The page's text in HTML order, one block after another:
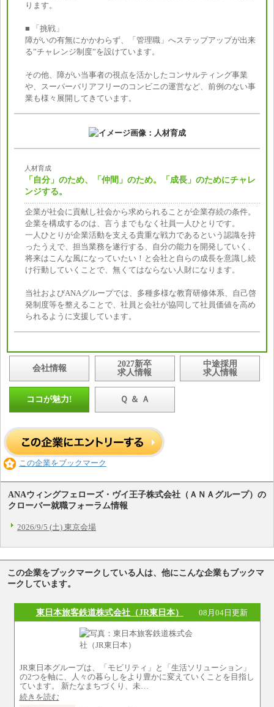
ります。
■ 「挑戦」
障がいの有無にかかわらず、「管理職」へステップアップが出来
る”チャレンジ制度”を設けています。
その他、障がい当事者の視点を活かしたコンサルティング事業
や、スーパーバリアフリーのコンビニの運営など、前例のない事
業も様々展開してきています。
人材育成
「自分」のため、「仲間」のため。「成長」のためにチャレ
ンジする。
企業が社会に貢献し社会から求められることが企業存続の条件。
企業を構成するのは、言うまでもなく社員一人ひとりです。
一人ひとりが企業活動を支える貴重な戦力であるという認識を持
ったうえで、担当業務を遂行する、自分の能力を開発していく、
将来はこんな風になっていたい！と会社と自らの成長を意識し続
け行動していくことで、無くてはならない人財になります。
当社およびANAグループでは、多種多様な教育研修体系、自己啓
発制度等を整えることで、社員と会社が協同して社員価値を高め
られるように支援しています。
会社情報
2027新卒
求人情報
中途採用
求人情報
ココが魅力! Ｑ ＆ Ａ
この企業をブックマーク
ANAウィングフェローズ・ヴイ王子株式会社（ＡＮＡグループ）の
クローバー就職フォーラム情報
2026/9/5 (土) 東京会場
この企業をブックマークしている人は、他にこんな企業もブックマ
ークしています。
東日本旅客鉄道株式会社（JR東日本） 08月04日更新
JR東日本グループは、「モビリティ」と「生活ソリューション」
の2つを軸に、人々の暮らしをより豊かに変えていくことを目指し
ています。 新たなまちづくり、未…
続きを読む